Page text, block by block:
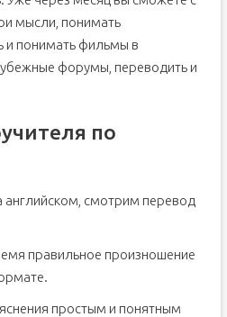
мысли, понимать
и понимать фильмы в
форумы, переводить и
по
английском, смотрим перевод
правильное произношение
простым и понятным